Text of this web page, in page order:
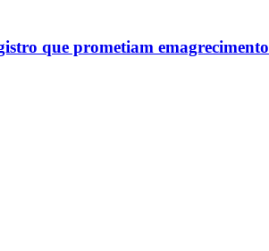
que prometiam emagrecimento